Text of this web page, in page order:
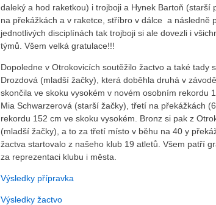
daleký a hod raketkou) i trojboji a Hynek Bartoň
na překážkách a v raketce, stříbro v dálce a následně
jednotlivých disciplínách tak trojboji si ale dovezli i
týmů. Všem velká gratulace!!!
Dopoledne v Otrokovicích soutěžilo žactvo a také tady
Drozdová (mladší žačky), která doběhla druhá v
skončila ve skoku vysokém v novém osobním rekordu
Mia Schwarzerová (starší žačky), třetí na překážkách
rekordu 152 cm ve skoku vysokém. Bronz si pak z
(mladší žačky), a to za třetí místo v běhu na 40 y
žactva startovalo z našeho klub 19 atletů. Všem patří
za reprezentaci klubu i města.
Výsledky přípravka
Výsledky žactvo